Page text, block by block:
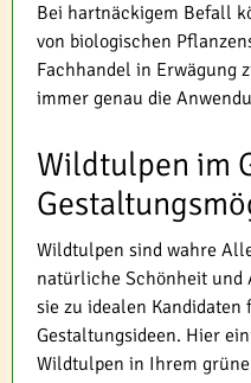
Bei hartnäckigem Befall
von biologischen
Fachhandel in Erwägung
immer genau die
Wildtulpen im
Wildtulpen sind wahre
natürliche Schönheit und
sie zu idealen Kandidaten
Gestaltungsideen. Hier
Wildtulpen in Ihrem